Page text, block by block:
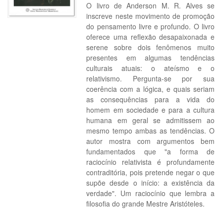
O livro de Anderson M. R. Alves se
inscreve neste movimento de promoção
do pensamento livre e profundo. O livro
oferece uma reflexão desapaixonada e
serene sobre dois fenômenos muito
presentes em algumas tendências
culturais atuais: o ateísmo e o
relativismo. Pergunta-se por sua
coerência com a lógica, e quais seriam
as consequências para a vida do
homem em sociedade e para a cultura
humana em geral se admitissem ao
mesmo tempo ambas as tendências. O
autor mostra com argumentos bem
fundamentados que "a forma de
raciocínio relativista é profundamente
contraditória, pois pretende negar o que
supõe desde o início: a existência da
verdade". Um raciocínio que lembra a
filosofia do grande Mestre Aristóteles.